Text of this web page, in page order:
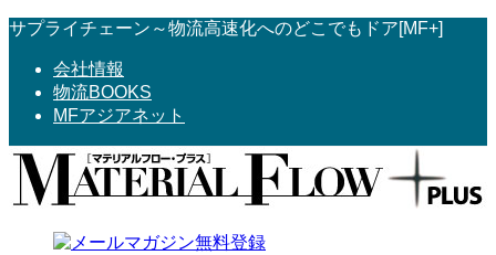
コ
へ
ス
ナ
ョ
ン
サプライチェーン～物流高速化へのどこでもドア[MF+]
会社情報
物流BOOKS
MFアジアネット